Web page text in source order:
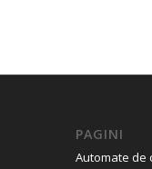
PAGINI
Automate de